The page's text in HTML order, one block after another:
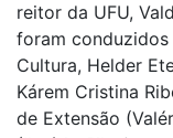
reitor da UFU,
foram
Cultura, Helder
Kárem Cristina
de Extensão